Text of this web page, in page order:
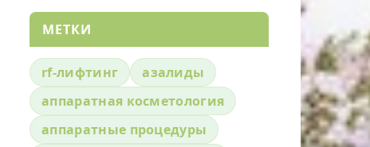
МЕТКИ
rf-лифтинг
азалиды
аппаратная косметология
аппаратные процедуры